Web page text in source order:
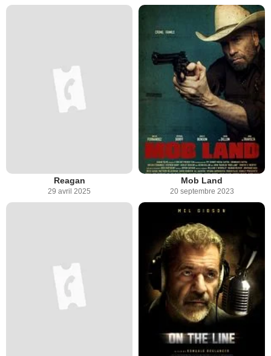
Reagan
29 avril 2025
Mob Land
20 septembre 2023